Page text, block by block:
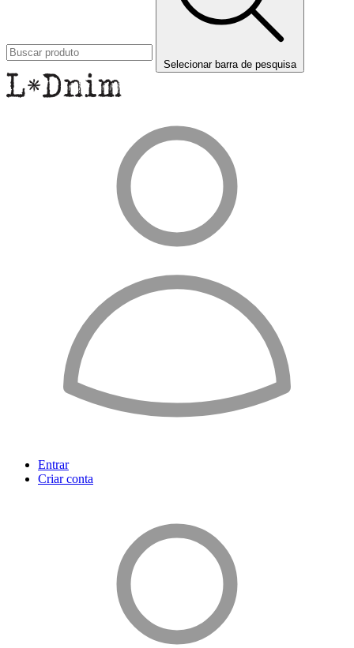
Selecionar barra de pesquisa
Entrar
Criar conta